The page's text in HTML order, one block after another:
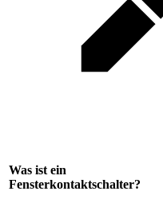
Was ist ein
Fensterkontaktschalter?